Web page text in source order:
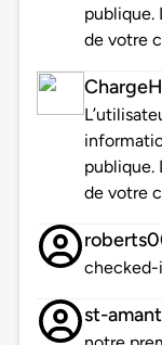
publique.
de votre
publique.
de votre
checked-
st-